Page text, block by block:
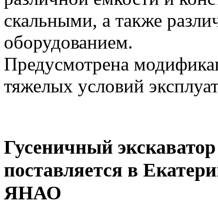
скальными, а также
оборудованием.
Предусмотрена
тяжелых условий
Гусеничный
поставляется в
ЯНАО